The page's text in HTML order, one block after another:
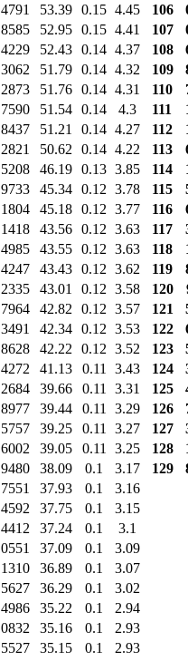
4791 53.39 0.15 4.45 106
8585 52.95 0.15 4.41 107
4229 52.43 0.14 4.37 108
3062 51.79 0.14 4.32 109
2873 51.76 0.14 4.31 110
7590 51.54 0.14 4.3 111
8437 51.21 0.14 4.27 112
2821 50.62 0.14 4.22 113
5208 46.19 0.13 3.85 114
9733 45.34 0.12 3.78 115
1804 45.18 0.12 3.77 116
1418 43.56 0.12 3.63 117
4985 43.55 0.12 3.63 118
4247 43.43 0.12 3.62 119
2335 43.01 0.12 3.58 120
7964 42.82 0.12 3.57 121
3491 42.34 0.12 3.53 122
8628 42.22 0.12 3.52 123
4272 41.13 0.11 3.43 124
2684 39.66 0.11 3.31 125
8977 39.44 0.11 3.29 126
5757 39.25 0.11 3.27 127
6002 39.05 0.11 3.25 128
9480 38.09 0.1 3.17 129
7551 37.93 0.1
3.16
4592 37.75 0.1
3.15
4412 37.24 0.1
3.1
0551 37.09 0.1
3.09
1310 36.89 0.1
3.07
5627 36.29 0.1
3.02
4986 35.22 0.1
2.94
0832 35.16 0.1
2.93
5527 35.15 0.1
2.93